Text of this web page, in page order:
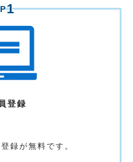
1
登録
録が無料です。